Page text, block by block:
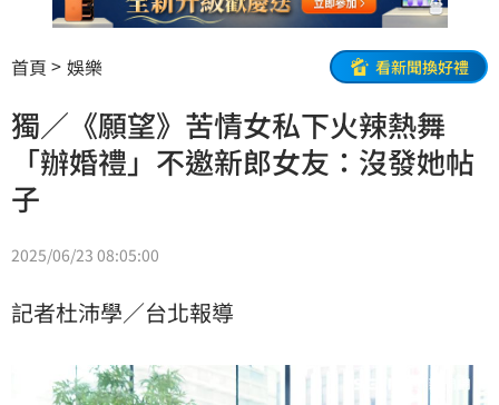
首頁 娛樂 看新聞換好禮
獨／《願望》苦情女私下火辣熱舞
「辦婚禮」不邀新郎女友：沒發她帖
子
2025/06/23 08:05:00
記者杜沛學／台北報導